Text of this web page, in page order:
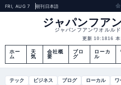
FRI, AUG 7 朝刊日本語
ジャパンフア
ジャパンフアンワオルル
更新 10:1816 本
ホー
ム
天
気
会社概
要
ブロ
グ
ローカ
ル
テック ビジネス ブログ ローカル ワ